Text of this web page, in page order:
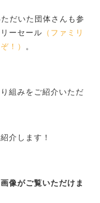
だいた団体さんも参
ーセール （ファミリ
！） 。
組みをご紹介いただ
介します！
像がご覧いただけま